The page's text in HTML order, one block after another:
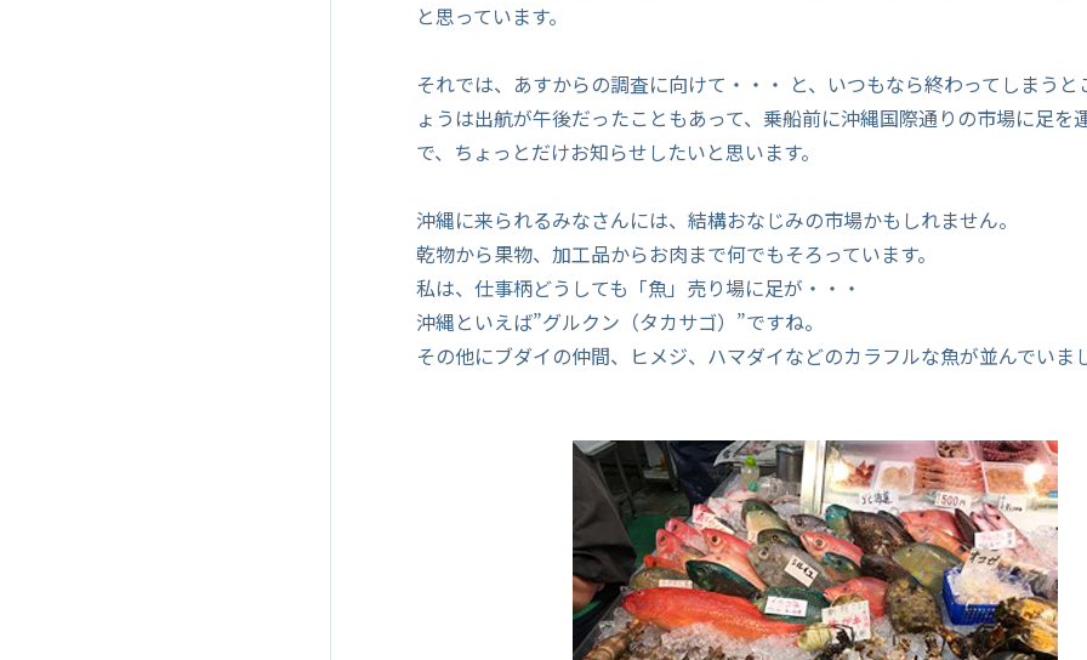
と思っています。
それでは、あすからの調査に向けて・・・ と、いつもなら終わってしまうと
ょうは出航が午後だったこともあって、乗船前に沖縄国際通りの市場に足を
で、ちょっとだけお知らせしたいと思います。
沖縄に来られるみなさんには、結構おなじみの市場かもしれません。
乾物から果物、加工品からお肉まで何でもそろっています。
私は、仕事柄どうしても「魚」売り場に足が・・・
沖縄といえば”グルクン（タカサゴ）”ですね。
その他にブダイの仲間、ヒメジ、ハマダイなどのカラフルな魚が並んでいま